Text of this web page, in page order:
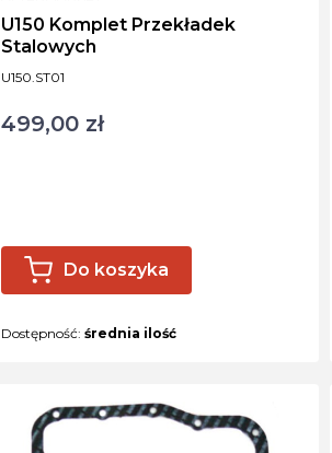
Kod produktu
U150.ST01
U150 Komplet Przekładek
Stalowych
Cena
499,00 zł
Do koszyka
Dostępność: średnia ilość